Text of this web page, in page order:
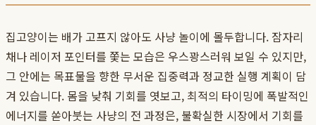
집고양이는 배가 고프지 않아도 사냥 놀이에 몰두합니다. 잠자리
채나 레이저 포인터를 쫓는 모습은 우스꽝스러워 보일 수 있지만,
그 안에는 목표물을 향한 무서운 집중력과 정교한 실행 계획이 담
겨 있습니다. 몸을 낮춰 기회를 엿보고, 최적의 타이밍에 폭발적인
에너지를 쏟아붓는 사냥의 전 과정은, 불확실한 시장에서 기회를